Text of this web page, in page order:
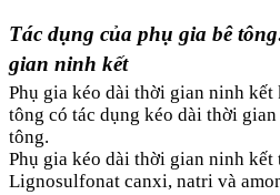
Tác dụng của phụ gia bê
gian ninh kết
Phụ gia kéo dài thời gian ninh kết
tông có tác dụng kéo dài thời
tông.
Phụ gia kéo dài thời gian ninh kết
Lignosulfonat canxi, natri và